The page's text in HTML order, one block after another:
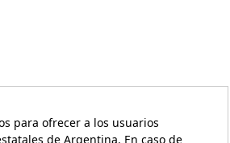
para ofrecer a los usuarios
de Argentina. En caso de